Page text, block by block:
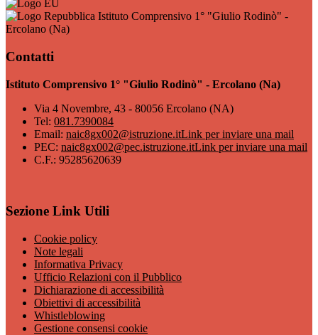
Istituto Comprensivo 1° "Giulio Rodinò" -
Ercolano (Na)
Contatti
Istituto Comprensivo 1° "Giulio Rodinò" - Ercolano (Na)
Via 4 Novembre, 43 - 80056 Ercolano (NA)
Tel: 081.7390084
Email: naic8gx002@istruzione.itLink per inviare una mail
PEC: naic8gx002@pec.istruzione.itLink per inviare una mail
C.F.: 95285620639
Sezione Link Utili
Cookie policy
Note legali
Informativa Privacy
Ufficio Relazioni con il Pubblico
Dichiarazione di accessibilità
Obiettivi di accessibilità
Whistleblowing
Gestione consensi cookie